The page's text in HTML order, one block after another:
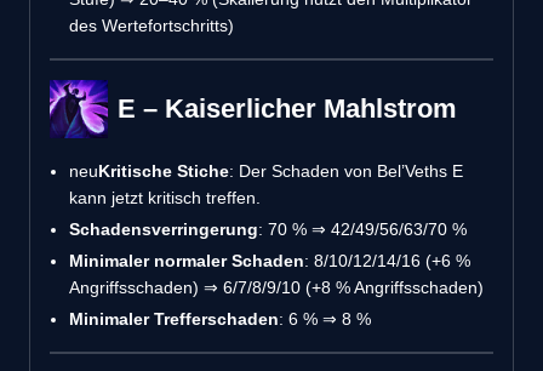
des Wertefortschritts)
E – Kaiserlicher Mahlstrom
neuKritische Stiche: Der Schaden von Bel’Veths E
kann jetzt kritisch treffen.
Schadensverringerung: 70 % ⇒ 42/49/56/63/70 %
Minimaler normaler Schaden: 8/10/12/14/16 (+6 %
Angriffsschaden) ⇒ 6/7/8/9/10 (+8 % Angriffsschaden)
Minimaler Trefferschaden: 6 % ⇒ 8 %